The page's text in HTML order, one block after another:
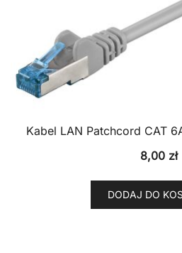
Kabel LAN Patchcord CAT
8,00 zł
DODAJ DO